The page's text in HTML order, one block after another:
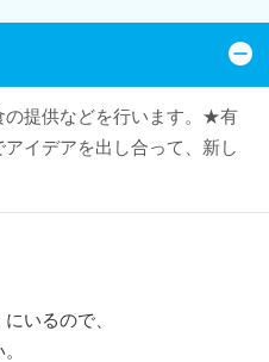
の提供などを行います。★有
イデアを出し合って、新し
いるので、